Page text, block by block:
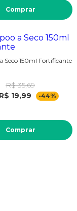
Comprar
Seco 150ml Fortificante
R$ 35,69
19,99
-44%
Comprar